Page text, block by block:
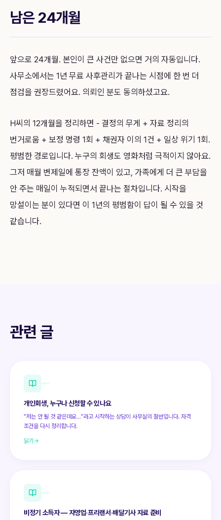
남은 24개월
앞으로 24개월. 본인이 큰 사건만 없으면 거의 자동입니다.
사무소에서는 1년 무료 사후관리가 끝나는 시점에 한 번 더
점검을 권장드렸어요. 의뢰인 분도 동의하셨고요.
H씨의 12개월을 정리하면 - 결정의 무게 + 자료 정리의
번거로움 + 보정 명령 1회 + 채권자 이의 1건 + 일상 위기 1회.
평범한 경로입니다. 누구의 회생도 영화처럼 극적이지 않아요.
그저 매월 변제일에 통장 잔액이 있고, 가족에게 더 큰 부담을
안 주는 매일이 누적되면서 끝나는 절차입니다. 시작을
망설이는 분이 있다면 이 1년의 평범함이 답이 될 수 있을 것
같습니다.
관련 글
개인회생, 누구나 신청할 수 있나요
"저는 안 될 것 같은데요…"라고 시작하는 상담이 사무실의 절반입니다. 자격
조건을 다시 정리합니다.
읽기
비정기 소득자 — 자영업·프리랜서·배달기사 자료 준비